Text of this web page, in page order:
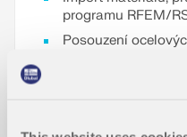
programu RFEM/
Posouzení
podle EN 1993-1-
Automatická